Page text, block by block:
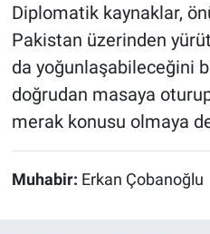
Diplomatik kaynaklar,
Pakistan üzerinden
da yoğunlaşabileceğini
doğrudan masaya
merak konusu olmaya
Muhabir: Erkan Çobanoğlu